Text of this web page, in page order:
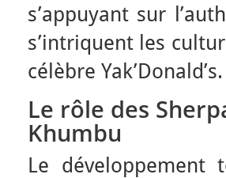
s’appuyant sur
s’intriquent les
célèbre Yak’Donald’s.
Le rôle des
Khumbu
Le développement